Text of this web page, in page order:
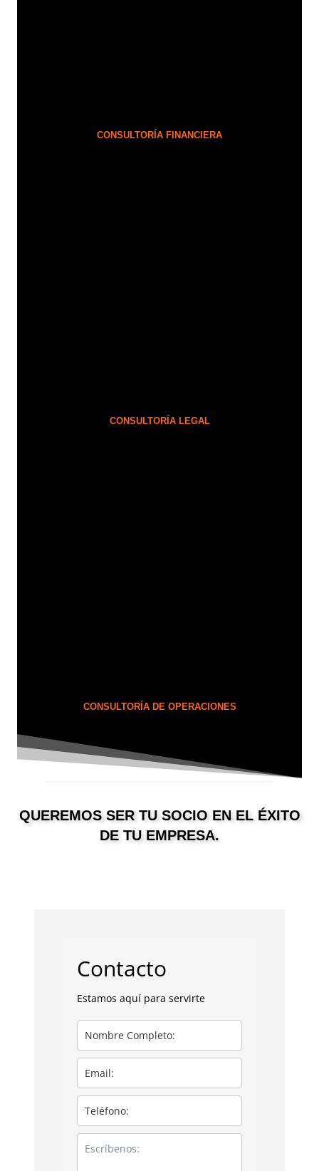
CONSULTORÍA FINANCIERA
CONSULTORÍA LEGAL
CONSULTORÍA DE OPERACIONES
QUEREMOS SER TU SOCIO EN EL ÉXITO
DE TU EMPRESA.
Contacto
Estamos aquí para servirte